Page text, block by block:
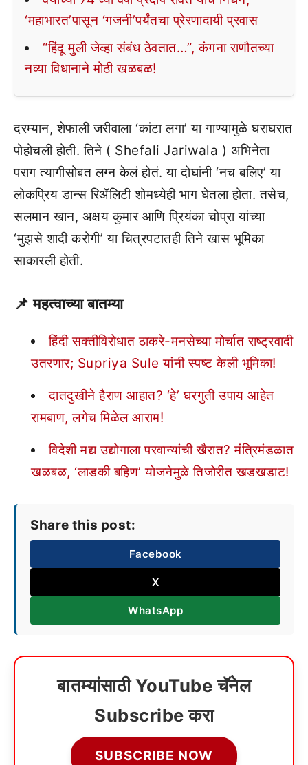
‘महाभारत’पासून ‘गजनी’पर्यंतचा प्रेरणादायी प्रवास
“हिंदू मुली जेव्हा संबंध ठेवतात…”, कंगना राणौतच्या
नव्या विधानाने मोठी खळबळ!
दरम्यान, शेफाली जरीवाला ‘कांटा लगा’ या गाण्यामुळे घराघरात
पोहोचली होती. तिने ( Shefali Jariwala ) अभिनेता
पराग त्यागीसोबत लग्न केलं होतं. या दोघांनी ‘नच बलिए’ या
लोकप्रिय डान्स रिॲलिटी शोमध्येही भाग घेतला होता. तसेच,
सलमान खान, अक्षय कुमार आणि प्रियंका चोप्रा यांच्या
‘मुझसे शादी करोगी’ या चित्रपटातही तिने खास भूमिका
साकारली होती.
📌 महत्वाच्या बातम्या
हिंदी सक्तीविरोधात ठाकरे-मनसेच्या मोर्चात राष्ट्रवादी
उतरणार; Supriya Sule यांनी स्पष्ट केली भूमिका!
दातदुखीने हैराण आहात? ‘हे’ घरगुती उपाय आहेत
रामबाण, लगेच मिळेल आराम!
विदेशी मद्य उद्योगाला परवान्यांची खैरात? मंत्रिमंडळात
खळबळ, ‘लाडकी बहिण’ योजनेमुळे तिजोरीत खडखडाट!
Share this post:
Facebook
X
WhatsApp
बातम्यांसाठी YouTube चॅनेल
Subscribe करा
SUBSCRIBE NOW